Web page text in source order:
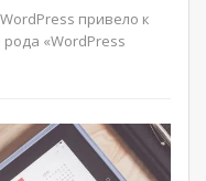
привело к
рода «WordPress